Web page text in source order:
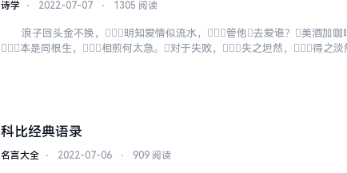
诗学 ⋅ 2022-07-07 ⋅ 1305 阅读
浪子回头金不换，明知爱情似流水，管他去爱谁？美酒加咖
本是同根生，相煎何太急。对于失败，失之坦然，得之
科比经典语录
名言大全 ⋅ 2022-07-06 ⋅ 909 阅读